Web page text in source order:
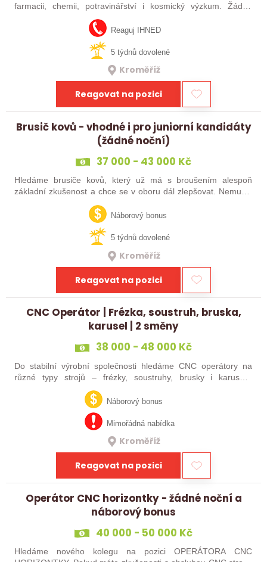
farmacii, chemii, potravinářství i kosmický výzkum. Žádná
rutina, ale precizní práce, která má smysl.
Reaguj IHNED
5 týdnů dovolené
Kroměříž
Reagovat na pozici
Brusič kovů - vhodné i pro juniorní kandidáty
(žádné noční)
37 000 - 43 000 Kč
Hledáme brusiče kovů, který už má s broušením alespoň
základní zkušenost a chce se v oboru dál zlepšovat. Nemusíš
abys už někdy pracoval…Náborový bonus
5 týdnů dovolené
Kroměříž
Reagovat na pozici
CNC Operátor | Frézka, soustruh, bruska,
karusel | 2 směny
38 000 - 48 000 Kč
Do stabilní výrobní společnosti hledáme CNC operátory na
různé typy strojů – frézky, soustruhy, brusky i karusely.
Uplatnění u nás najdou zkušení obráběči i absolventi
technických oborů, kteří se…Náborový bonus
Mimořádná nabídka
Kroměříž
Reagovat na pozici
Operátor CNC horizontky - žádné noční a
náborový bonus
40 000 - 50 000 Kč
Hledáme nového kolegu na pozici OPERÁTORA CNC